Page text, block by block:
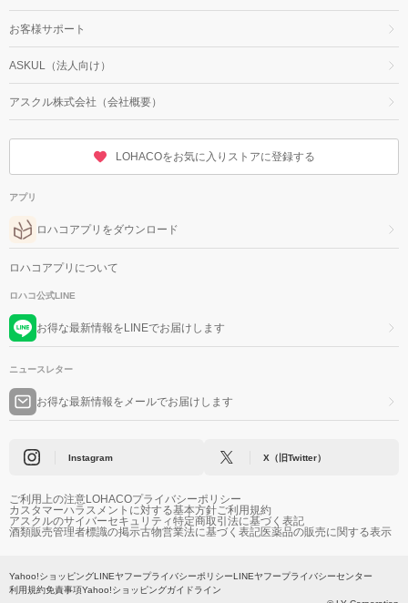
お客様サポート
ASKUL（法人向け）
アスクル株式会社（会社概要）
LOHACOをお気に入りストアに登録する
アプリ
ロハコアプリをダウンロード
ロハコアプリについて
ロハコ公式LINE
お得な最新情報をLINEでお届けします
ニュースレター
お得な最新情報をメールでお届けします
Instagram X（旧Twitter）
ご利用上の注意LOHACOプライバシーポリシー
カスタマーハラスメントに対する基本方針ご利用規約
アスクルのサイバーセキュリティ特定商取引法に基づく表記
酒類販売管理者標識の掲示古物営業法に基づく表記医薬品の販売に関する表示
Yahoo!ショッピングLINEヤフープライバシーポリシーLINEヤフープライバシーセンター
利用規約免責事項Yahoo!ショッピングガイドライン